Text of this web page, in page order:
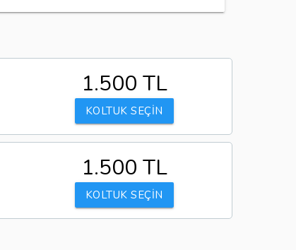
1.500 TL
KOLTUK SEÇİN
1.500 TL
KOLTUK SEÇİN